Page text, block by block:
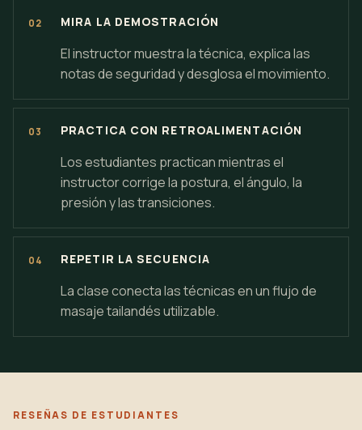
MIRA LA DEMOSTRACIÓN
El instructor muestra la técnica, explica las
notas de seguridad y desglosa el movimiento.
PRACTICA CON RETROALIMENTACIÓN
Los estudiantes practican mientras el
instructor corrige la postura, el ángulo, la
presión y las transiciones.
REPETIR LA SECUENCIA
La clase conecta las técnicas en un flujo de
masaje tailandés utilizable.
RESEÑAS DE ESTUDIANTES